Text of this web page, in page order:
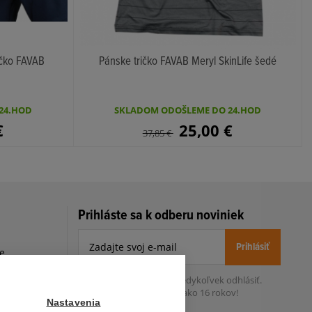
FAVAB
Pánske tričko FAVAB Meryl SkinLife šedé
SKLADOM ODOŠLEME DO 24.HOD
37,85€ 25,00 €
Prihláste sa k odberu noviniek
Prihlásiť
Zo zasielania sa môžete kedykoľvek odhlásiť.
Určený pre osoby staršie ako 16 rokov!
Nastavenia